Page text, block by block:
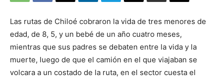
Las rutas de Chiloé cobraron la vida de tres menores de
edad, de 8, 5, y un bebé de un año cuatro meses,
mientras que sus padres se debaten entre la vida y la
muerte, luego de que el camión en el que viajaban se
volcara a un costado de la ruta, en el sector cuesta el